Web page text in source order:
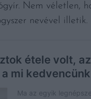
Nem véletlen,
nevével illetik.